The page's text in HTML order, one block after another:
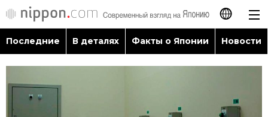
日本語
Последние
Последние В деталях Факты о Японии Новости